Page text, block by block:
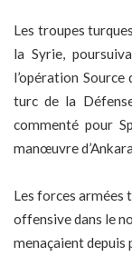
Les troupes
la Syrie,
l’opération
turc de la
commenté pour
manœuvre
Les forces armées
offensive dans le
menaçaient depuis